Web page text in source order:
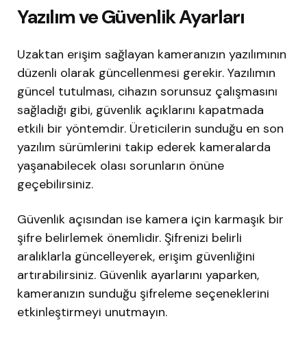
Yazılım ve Güvenlik Ayarları
Uzaktan erişim sağlayan kameranızın yazılımının
düzenli olarak güncellenmesi gerekir. Yazılımın
güncel tutulması, cihazın sorunsuz çalışmasını
sağladığı gibi, güvenlik açıklarını kapatmada
etkili bir yöntemdir. Üreticilerin sunduğu en son
yazılım sürümlerini takip ederek kameralarda
yaşanabilecek olası sorunların önüne
geçebilirsiniz.
Güvenlik açısından ise kamera için karmaşık bir
şifre belirlemek önemlidir. Şifrenizi belirli
aralıklarla güncelleyerek, erişim güvenliğini
artırabilirsiniz. Güvenlik ayarlarını yaparken,
kameranızın sunduğu şifreleme seçeneklerini
etkinleştirmeyi unutmayın.